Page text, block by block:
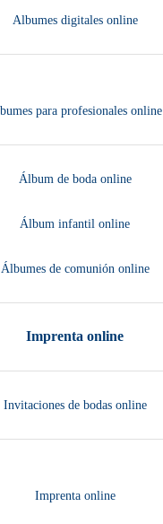
Albumes digitales online
para profesionales online
Álbum de boda online
Álbum infantil online
Álbumes de comunión online
Imprenta online
Invitaciones de bodas online
Imprenta online